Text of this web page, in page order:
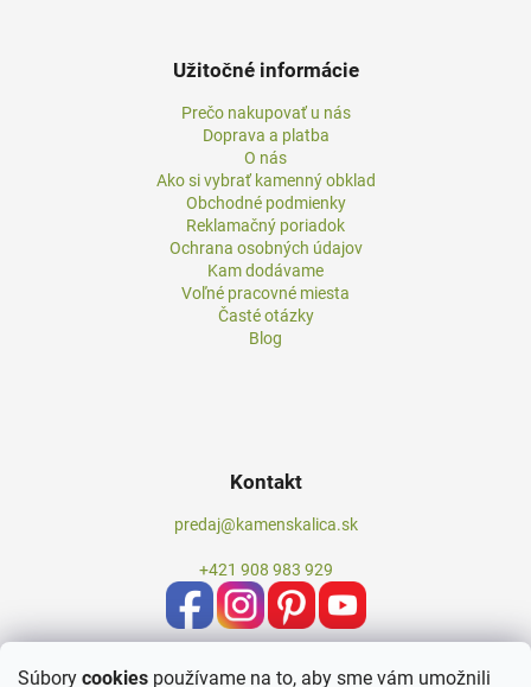
Súbory cookies používame na to, aby sme vám umožnili
Užitočné informácie
Prečo nakupovať u nás
Doprava a platba
O nás
Ako si vybrať kamenný obklad
Obchodné podmienky
Reklamačný poriadok
Ochrana osobných údajov
Kam dodávame
Voľné pracovné miesta
Časté otázky
Blog
Kontakt
predaj@kamenskalica.sk
+421 908 983 929